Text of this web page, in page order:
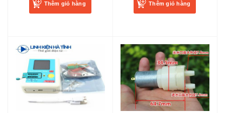
Thêm giỏ hàng Thêm giỏ hàng